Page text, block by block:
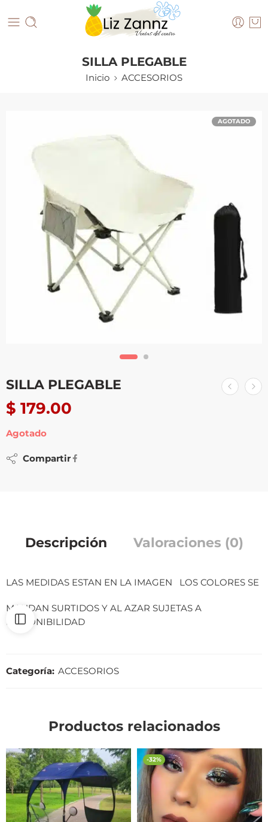
SILLA PLEGABLE
Inicio ACCESORIOS
AGOTADO
SILLA PLEGABLE
$ 179.00
Agotado
Compartir
Descripción Valoraciones (0)
LAS MEDIDAS ESTAN EN LA IMAGEN LOS COLORES SE
MANDAN SURTIDOS Y AL AZAR SUJETAS A
DISPONIBILIDAD
Categoría: ACCESORIOS
Productos relacionados
-32%